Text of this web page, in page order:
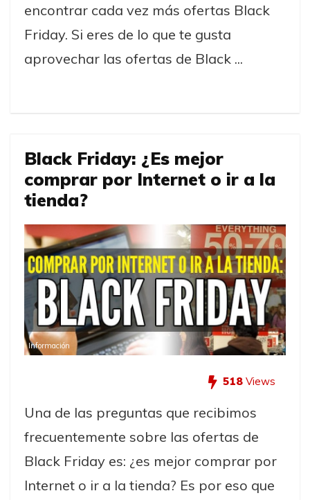
encontrar cada vez más ofertas Black
Friday. Si eres de lo que te gusta
aprovechar las ofertas de Black ...
Black Friday: ¿Es mejor
comprar por Internet o ir a la
tienda?
Información
518 Views
Una de las preguntas que recibimos
frecuentemente sobre las ofertas de
Black Friday es: ¿es mejor comprar por
Internet o ir a la tienda? Es por eso que